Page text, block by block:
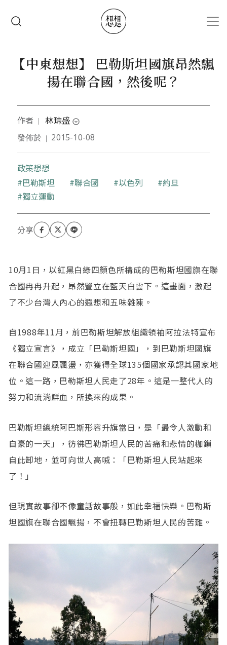
【中東想想】 巴勒斯坦國旗昂然飄
揚在聯合國，然後呢？
作者 ｜ 林琮盛 expand_circle_down
政治大學國家發展研究所博士生
發佈於 ｜ 2015-10-08
政策想想
關鍵字
巴勒斯坦 聯合國 以色列
約旦
獨立運動
10月1日，以紅黑白綠四顏色所構成的巴勒斯坦國旗在聯
合國冉冉升起，昂然豎立在藍天白雲下。這畫面，激起
了不少台灣人內心的遐想和五味雜陳。
自1988年11月，前巴勒斯坦解放組織領袖阿拉法特宣布
《獨立宣言》，成立「巴勒斯坦國」，到巴勒斯坦國旗
在聯合國迎風飄盪，亦獲得全球135個國家承認其國家地
位。這一路，巴勒斯坦人民走了28年。這是一整代人的
努力和流淌鮮血，所換來的成果。
巴勒斯坦總統阿巴斯形容升旗當日，是「最令人激動和
自豪的一天」，彷彿巴勒斯坦人民的苦痛和悲情的枷鎖
自此卸地，並可向世人高喊：「巴勒斯坦人民站起來
了！」
但現實故事卻不像童話故事般，如此幸福快樂。巴勒斯
坦國旗在聯合國飄揚，不會扭轉巴勒斯坦人民的苦難。